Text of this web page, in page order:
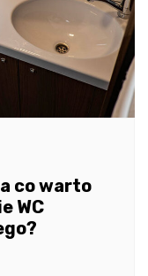
co warto
WC